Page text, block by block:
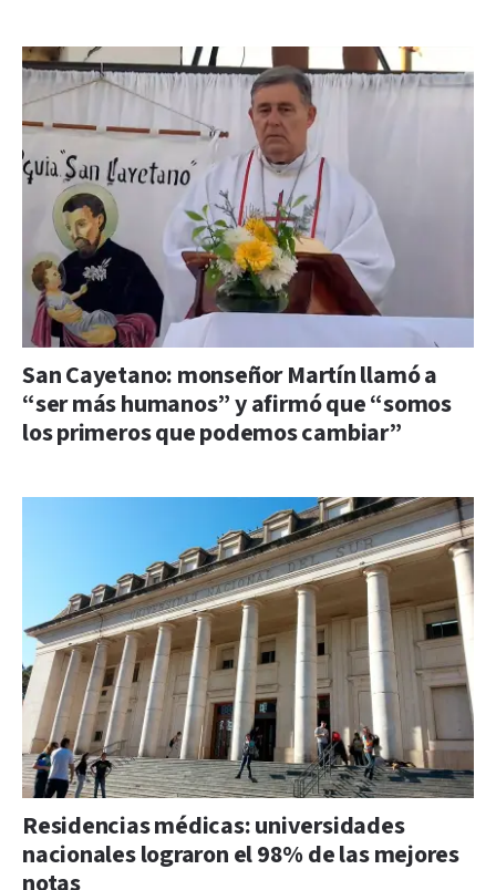
San Cayetano: monseñor Martín llamó a
“ser más humanos” y afirmó que “somos
los primeros que podemos cambiar”
Residencias médicas: universidades
nacionales lograron el 98% de las mejores
notas